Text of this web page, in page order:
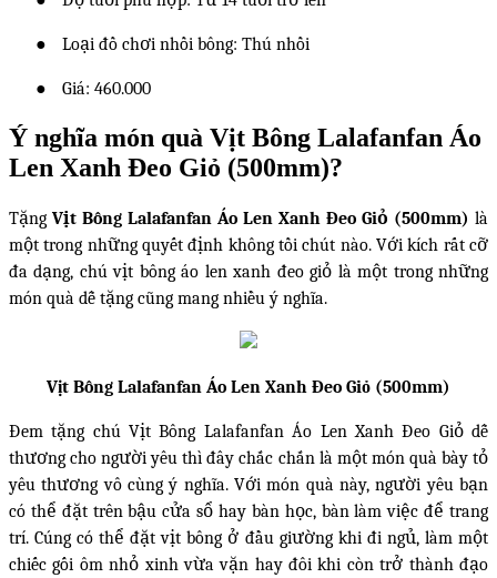
● Loại đồ chơi nhồi bông: Thú nhồi
● Giá: 460.000
Ý nghĩa món quà Vịt Bông Lalafanfan Áo
Len Xanh Đeo Giỏ (500mm)?
Tặng Vịt Bông Lalafanfan Áo Len Xanh Đeo Giỏ (500mm) là
một trong những quyết định không tồi chút nào. Với kích rất cỡ
đa dạng, chú vịt bông áo len xanh đeo giỏ là một trong những
món quà dễ tặng cũng mang nhiều ý nghĩa.
Vịt Bông Lalafanfan Áo Len Xanh Đeo Giỏ (500mm)
Đem tặng chú Vịt Bông Lalafanfan Áo Len Xanh Đeo Giỏ dễ
thương cho người yêu thì đây chắc chắn là một món quà bày tỏ
yêu thương vô cùng ý nghĩa. Với món quà này, người yêu bạn
có thể đặt trên bậu cửa sổ hay bàn học, bàn làm việc để trang
trí. Cúng có thể đặt vịt bông ở đầu giường khi đi ngủ, làm một
chiếc gối ôm nhỏ xinh vừa vặn hay đôi khi còn trở thành đạo